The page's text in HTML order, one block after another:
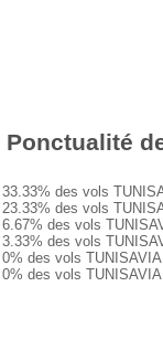
Ponctualité
33.33% des vols
23.33% des vols
6.67% des vols
3.33% des vols
0% des vols
0% des vols